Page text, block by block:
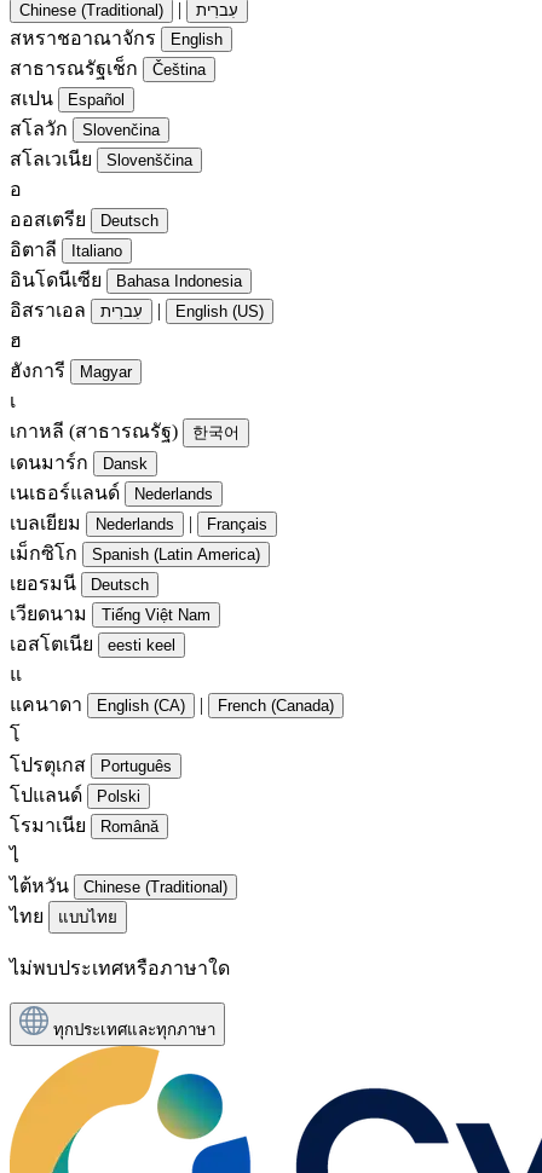
Chinese (Traditional) | עִברִית
สหราชอาณาจักร English
สาธารณรัฐเช็ก Čeština
สเปน Español
สโลวัก Slovenčina
สโลเวเนีย Slovenščina
อ
ออสเตรีย
Deutsch
อิตาลี Italiano
อินโดนีเซีย Bahasa Indonesia
อิสราเอล עִברִית | English (US)
ฮ
ฮังการี
Magyar
เ
เกาหลี (สาธารณรัฐ)
한국어
เดนมาร์ก Dansk
เนเธอร์แลนด์ Nederlands
เบลเยียม Nederlands | Français
เม็กซิโก Spanish (Latin America)
เยอรมนี Deutsch
เวียดนาม Tiếng Việt Nam
เอสโตเนีย eesti keel
แ
แคนาดา
English (CA) | French (Canada)
โ
โปรตุเกส
Português
โปแลนด์ Polski
โรมาเนีย Română
ไ
ไต้หวัน
Chinese (Traditional)
ไทย แบบไทย
ไม่พบประเทศหรือภาษาใด
ทุกประเทศและทุกภาษา